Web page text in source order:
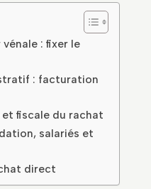
: fixer le
: facturation
fiscale du rachat
salariés et
direct